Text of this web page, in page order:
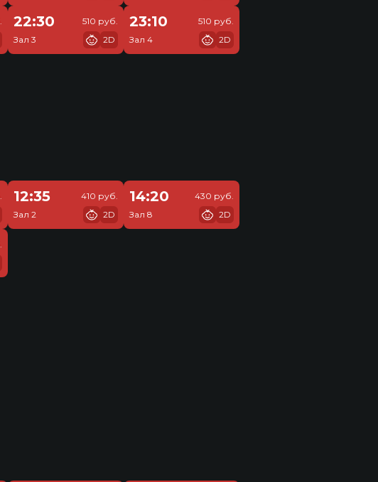
22:30
Зал 3
510 руб.
2D
23:10
Зал 4
510 руб.
2D
12:35
Зал 2
410 руб.
2D
14:20
Зал 8
430 руб.
2D